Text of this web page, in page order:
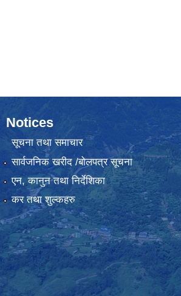
Notices
सूचना तथा समाचार
सार्वजनिक खरीद /बोलपत्र सूचना
एन, कानुन तथा निर्देशिका
कर तथा शुल्कहरु